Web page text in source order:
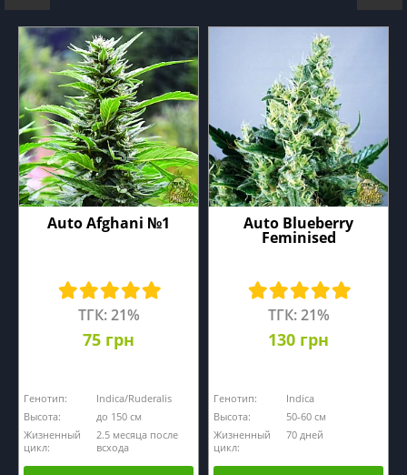
Auto Afghani №1
ТГК: 21%
75 грн
Генотип:
Indica/Ruderalis
Высота:
до 150 см
Жизненный
цикл:
2.5 месяца после
всхода
Auto Blueberry
Feminised
ТГК: 21%
130 грн
Генотип:
Indica
Высота:
50-60 см
Жизненный
цикл:
70 дней